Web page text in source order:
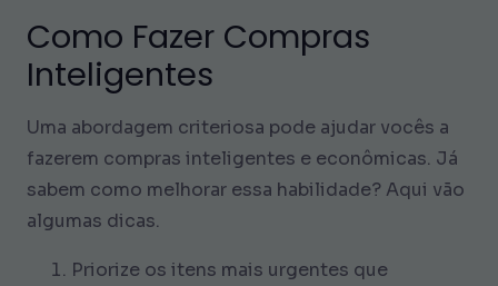
Como Fazer Compras
Inteligentes
Uma abordagem criteriosa pode ajudar vocês a
fazerem compras inteligentes e econômicas. Já
sabem como melhorar essa habilidade? Aqui vão
algumas dicas.
Priorize os itens mais urgentes que